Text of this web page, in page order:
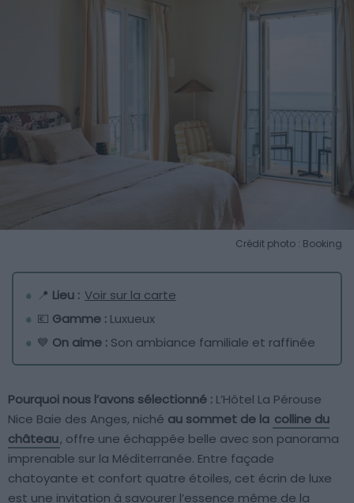
Crédit photo : Booking
📍 Lieu : Voir sur la carte
💶 Gamme : Luxueux
💙 On aime : Son ambiance familiale et raffinée
Pourquoi nous l’avons sélectionné : L’Hôtel La Pérouse
Nice Baie des Anges, niché au sommet de la colline du
château, offre une échappée belle avec son panorama
imprenable sur la Méditerranée. Entre façade
chatoyante et confort quatre étoiles, cet écrin de luxe
est une invitation à savourer l’essence même de la